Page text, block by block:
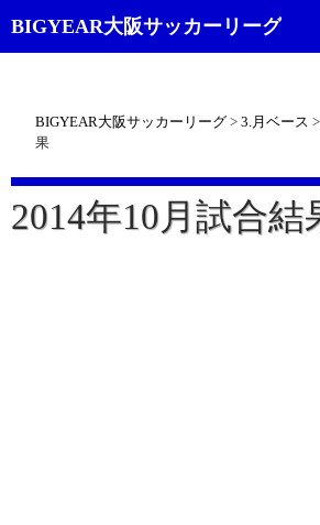
BIGYEAR大阪サッカーリーグ
索
BIGYEAR大阪サッカーリーグ > 3.月ベース >
果
2014年10月試合結